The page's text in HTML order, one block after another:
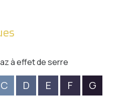
à effet de serre
C D E F G